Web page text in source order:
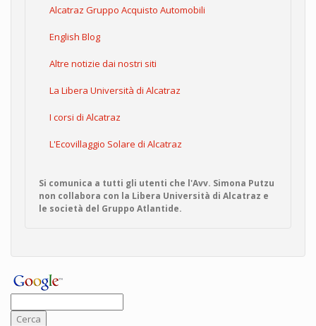
Alcatraz Gruppo Acquisto Automobili
English Blog
Altre notizie dai nostri siti
La Libera Università di Alcatraz
I corsi di Alcatraz
L'Ecovillaggio Solare di Alcatraz
Si comunica a tutti gli utenti che l'Avv. Simona Putzu
non collabora con la Libera Università di Alcatraz e
le società del Gruppo Atlantide.